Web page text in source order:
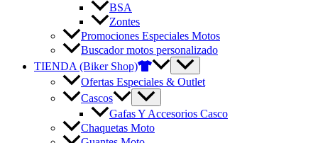
BSA
Zontes
Promociones Especiales Motos
Buscador motos personalizado
TIENDA (Biker Shop)
Ofertas Especiales & Outlet
Cascos
Gafas Y Accesorios Casco
Chaquetas Moto